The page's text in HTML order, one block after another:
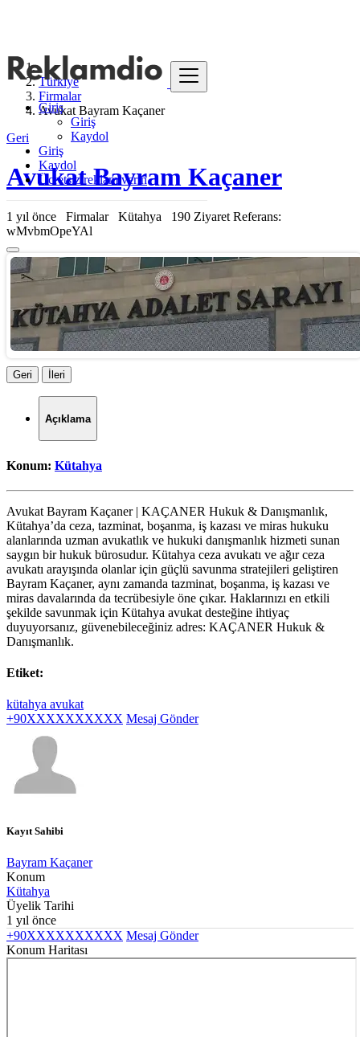
Giriş
Giriş
Kaydol
Giriş
Kaydol
Ücretsiz reklam verin
Türkiye
Firmalar
Avukat Bayram Kaçaner
Geri
Avukat Bayram Kaçaner
1 yıl önce Firmalar Kütahya 190 Ziyaret Referans:
wMvbmOpeYAl
Geri İleri
Açıklama
Konum: Kütahya
Avukat Bayram Kaçaner | KAÇANER Hukuk & Danışmanlık,
Kütahya’da ceza, tazminat, boşanma, iş kazası ve miras hukuku
alanlarında uzman avukatlık ve hukuki danışmanlık hizmeti sunan
saygın bir hukuk bürosudur. Kütahya ceza avukatı ve ağır ceza
avukatı arayışında olanlar için güçlü savunma stratejileri geliştiren
Bayram Kaçaner, aynı zamanda tazminat, boşanma, iş kazası ve
miras davalarında da tecrübesiyle öne çıkar. Haklarınızı en etkili
şekilde savunmak için Kütahya avukat desteğine ihtiyaç
duyuyorsanız, güvenebileceğiniz adres: KAÇANER Hukuk &
Danışmanlık.
Etiket:
kütahya avukat
+90XXXXXXXXXX Mesaj Gönder
Kayıt Sahibi
Bayram Kaçaner
Konum
Kütahya
Üyelik Tarihi
1 yıl önce
+90XXXXXXXXXX Mesaj Gönder
Konum Haritası